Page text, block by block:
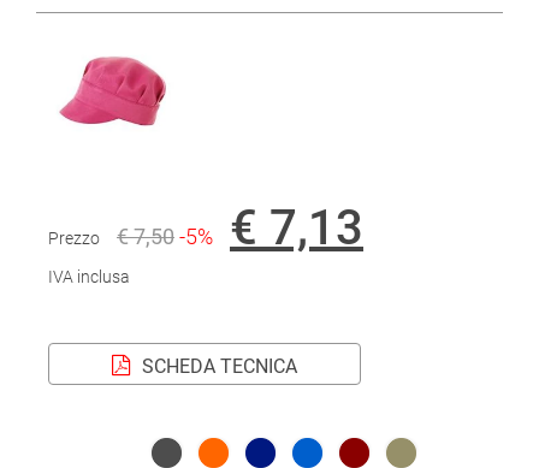
Prezzo € 7,50-5% € 7,13
IVA inclusa
SCHEDA TECNICA